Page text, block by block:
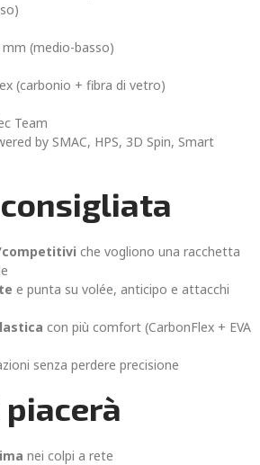
mm (medio-basso)
(carbonio + fibra di vetro)
Team
by SMAC, HPS, 3D Spin, Smart
consigliata
che vogliono una racchetta
e punta su volée, anticipo e attacchi
con più comfort (CarbonFlex + EVA
senza perdere precisione
nei colpi a rete